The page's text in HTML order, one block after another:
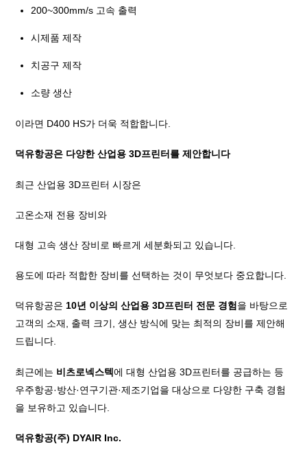
200~300mm/s 고속 출력
시제품 제작
치공구 제작
소량 생산
이라면 D400 HS가 더욱 적합합니다.
덕유항공은 다양한 산업용 3D프린터를 제안합니다
최근 산업용 3D프린터 시장은
고온소재 전용 장비와
대형 고속 생산 장비로 빠르게 세분화되고 있습니다.
용도에 따라 적합한 장비를 선택하는 것이 무엇보다 중요합니다.
덕유항공은10년 이상의 산업용 3D프린터 전문 경험을 바탕으로
고객의 소재, 출력 크기, 생산 방식에 맞는 최적의 장비를 제안해
드립니다.
최근에는 비츠로넥스텍에 대형 산업용 3D프린터를 공급하는 등
우주항공·방산·연구기관·제조기업을 대상으로 다양한 구축 경험
을 보유하고 있습니다.
덕유항공(주) DYAIR Inc.